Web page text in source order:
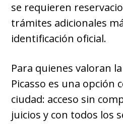
se requieren
trámites adicionales
identificación oficial.
Para quienes valoran
Picasso es una opción
ciudad: acceso sin
juicios y con todos los